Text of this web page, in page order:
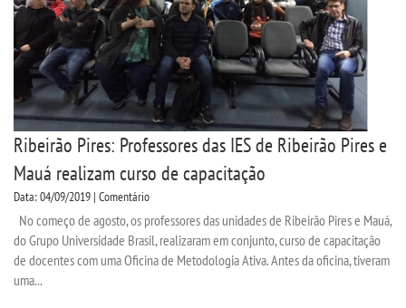
Ribeirão Pires: Professores das IES de Ribeirão Pires e
Mauá realizam curso de capacitação
Data: 04/09/2019 | Comentário
No começo de agosto, os professores das unidades de Ribeirão Pires e Mauá,
do Grupo Universidade Brasil, realizaram em conjunto, curso de capacitação
de docentes com uma Oficina de Metodologia Ativa. Antes da oficina, tiveram
uma...